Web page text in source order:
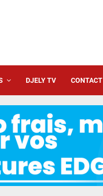
DJELY TV CONTACT